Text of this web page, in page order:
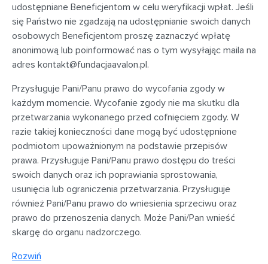
udostępniane Beneficjentom w celu weryfikacji wpłat. Jeśli
się Państwo nie zgadzają na udostępnianie swoich danych
osobowych Beneficjentom proszę zaznaczyć wpłatę
anonimową lub poinformować nas o tym wysyłając maila na
adres kontakt@fundacjaavalon.pl.
Przysługuje Pani/Panu prawo do wycofania zgody w
każdym momencie. Wycofanie zgody nie ma skutku dla
przetwarzania wykonanego przed cofnięciem zgody. W
razie takiej konieczności dane mogą być udostępnione
podmiotom upoważnionym na podstawie przepisów
prawa. Przysługuje Pani/Panu prawo dostępu do treści
swoich danych oraz ich poprawiania sprostowania,
usunięcia lub ograniczenia przetwarzania. Przysługuje
również Pani/Panu prawo do wniesienia sprzeciwu oraz
prawo do przenoszenia danych. Może Pani/Pan wnieść
skargę do organu nadzorczego.
Rozwiń